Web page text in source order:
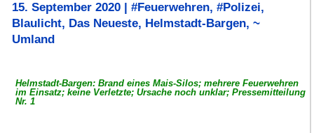
15. September 2020 | #Feuerwehren, #Polizei,
Blaulicht, Das Neueste, Helmstadt-Bargen, ~
Umland
Helmstadt-Bargen: Brand eines Mais-Silos; mehrere Feuerwehren
im Einsatz; keine Verletzte; Ursache noch unklar; Pressemitteilung
Nr. 1